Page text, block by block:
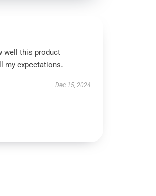
well this product
my expectations.
Dec 15, 2024